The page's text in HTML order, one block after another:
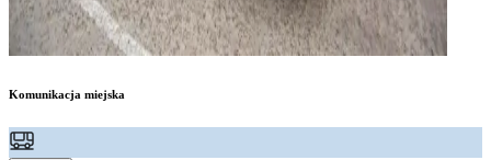
Komunikacja miejska